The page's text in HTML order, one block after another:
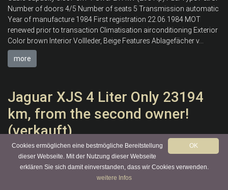
Number of doors 4/5 Number of seats 5 Transmission automatic
Year of manufacture 1984 First registration 22.06.1984 MOT
renewed prior to transaction Climatisation airconditioning Exterior
Color brown Interior Vollleder, Beige Features Ablagefächer v...
more
Jaguar XJS 4 Liter Only 23194
km, from the second owner!
(verkauft)
OK
Cookies ermöglichen eine bestmögliche Bereitstellung
dieser Webseite. Mit der Nutzung dieser Webseite
erklären Sie sich damit einverstanden, dass wir Cookies verwenden.
weitere Infos